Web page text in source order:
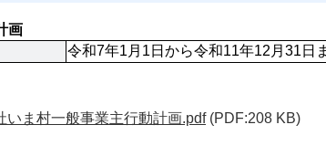
画
令和7年1月1日から令和11年12月31日
いま村一般事業主行動計画.pdf (PDF:208 KB)